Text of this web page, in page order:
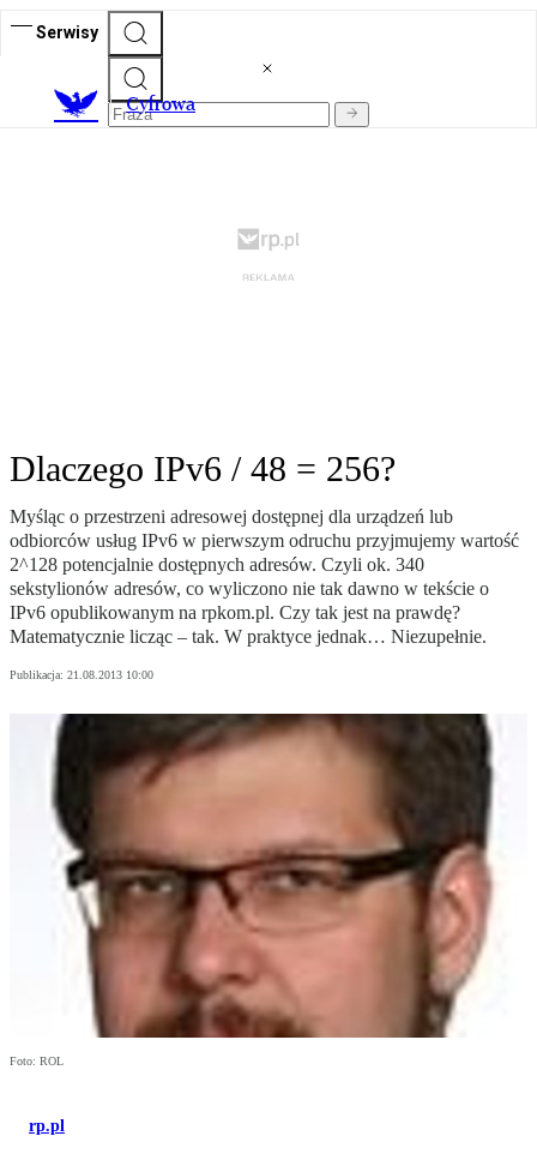
Serwisy
Cyfrowa
Dlaczego IPv6 / 48 = 256?
Myśląc o przestrzeni adresowej dostępnej dla urządzeń lub
odbiorców usług IPv6 w pierwszym odruchu przyjmujemy wartość
2^128 potencjalnie dostępnych adresów. Czyli ok. 340
sekstylionów adresów, co wyliczono nie tak dawno w tekście o
IPv6 opublikowanym na rpkom.pl. Czy tak jest na prawdę?
Matematycznie licząc – tak. W praktyce jednak… Niezupełnie.
Publikacja: 21.08.2013 10:00
Foto: ROL
rp.pl